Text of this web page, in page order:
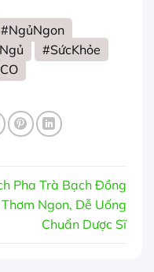
#NgủNgon
#SứcKhỏe
Pha Trà Bạch Đồng
Ngon, Dễ Uống
Chuẩn Dược Sĩ